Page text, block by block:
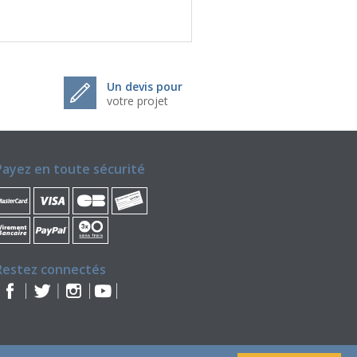
Un devis pour
votre projet
en toute sécurité
connectés